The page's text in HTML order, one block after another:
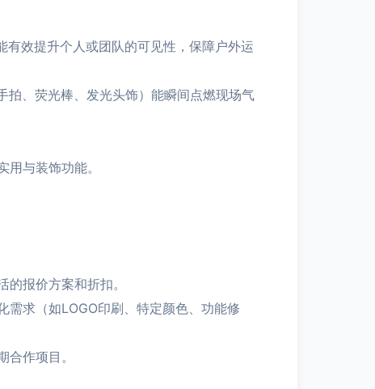
有效提升个人或团队的可见性，保障户外运
拍、荧光棒、发光头饰）能瞬间点燃现场气
与装饰功能。
报价方案和折扣。
需求（如LOGO印刷、特定颜色、功能修
作项目。